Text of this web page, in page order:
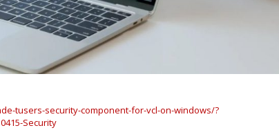
tusers-security-component-for-vcl-on-windows/?
Security